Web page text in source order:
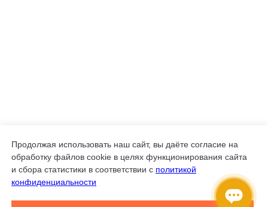
Продолжая использовать наш сайт, вы даёте согласие на
обработку файлов cookie в целях функционирования сайта
и сбора статистики в соответствии с политикой
конфиденциальности